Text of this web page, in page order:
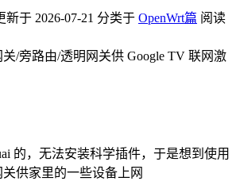
新于 2026-07-21 分类于 OpenWrt篇 阅读
关/旁路由/透明网关供 Google TV 联网激
的，无法安装科学插件，于是想到使用
关供家里的一些设备上网